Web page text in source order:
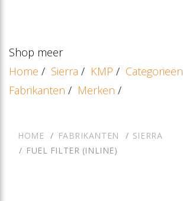
Shop meer
Home / Sierra / KMP / Categorieën
Fabrikanten / Merken /
HOME FABRIKANTEN
SIERRA
FUEL FILTER (INLINE)